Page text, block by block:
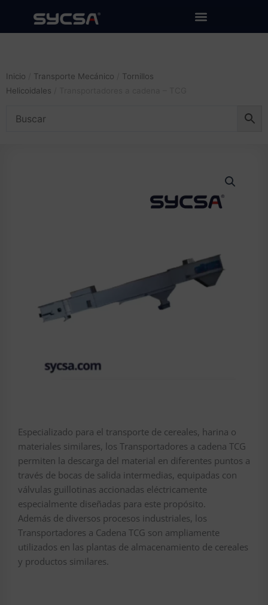
contenido
Inicio Transporte Mecánico
Tornillos
Helicoidales
Especializado para el transporte de cereales, harina o
materiales similares, los Transportadores a cadena TCG
permiten la descarga del material en diferentes puntos a
través de bocas de salida intermedias, equipadas con
válvulas guillotinas accionadas eléctricamente
especialmente diseñadas para este propósito.
Además de diversos procesos industriales, los
Transportadores a Cadena TCG son ampliamente
utilizados en las plantas de almacenamiento de cereales
y productos similares.